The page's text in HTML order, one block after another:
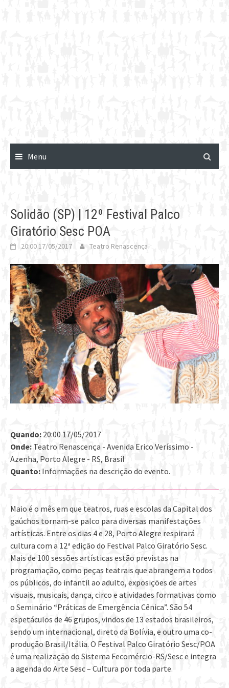
Menu
Solidão (SP) | 12º Festival Palco
Giratório Sesc POA
20:00 17/05/2017 Teatro Renascença
Quando: 20:00 17/05/2017
Onde: Teatro Renascença - Avenida Erico Veríssimo -
Azenha, Porto Alegre - RS, Brasil
Quanto: Informações na descrição do evento.
Maio é o mês em que teatros, ruas e escolas da Capital dos
gaúchos tornam-se palco para diversas manifestações
artísticas. Entre os dias 4 e 28, Porto Alegre respirará
cultura com a 12ª edição do Festival Palco Giratório Sesc.
Mais de 100 sessões artísticas estão previstas na
programação, como peças teatrais que abrangem a todos
os públicos, do infantil ao adulto, exposições de artes
visuais, musicais, dança, circo e atividades formativas como
o Seminário “Práticas de Emergência Cênica”. São 54
espetáculos de 46 grupos, vindos de 13 estados brasileiros,
sendo um internacional, direto da Bolívia, e outro uma co-
produção Brasil/Itália. O Festival Palco Giratório Sesc/POA
é uma realização do Sistema Fecomércio-RS/Sesc e integra
a agenda do Arte Sesc – Cultura por toda parte.